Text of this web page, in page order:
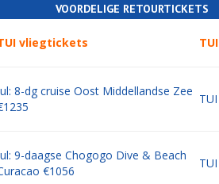
VOORDELIGE RETOURTICKETS
vliegtickets TUI
8-dg cruise Oost Middellandse Zee
TUI
9-daagse Chogogo Dive & Beach
€1056
TUI